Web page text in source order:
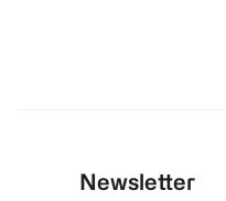
Newsletter